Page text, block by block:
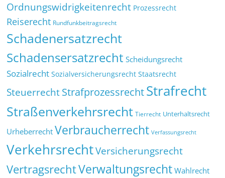
Ordnungswidrigkeitenrecht Prozessrecht
Reiserecht Rundfunkbeitragsrecht
Schadenersatzrecht
Schadensersatzrecht Scheidungsrecht
Sozialrecht Sozialversicherungsrecht Staatsrecht
SteuerrechtStrafprozessrechtStrafrecht
Straßenverkehrsrecht Tierrecht Unterhaltsrecht
Urheberrecht Verbraucherrecht Verfassungsrecht
VerkehrsrechtVersicherungsrecht
VertragsrechtVerwaltungsrecht Wahlrecht